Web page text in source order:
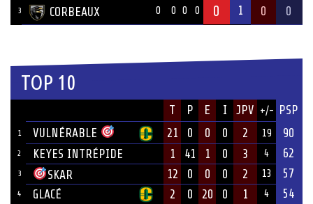
3 CORBEAUX 0 0 0 0 0 1 0 0
TOP 10
T P E I JPV +/- PSP
1 VULNÉRABLE 21 0 0 0 2 19 90
2 KEYES INTRÉPIDE 1 41 1 0 3 4 62
3 SKAR 12 0 0 0 2 13 57
4 GLACÉ 2 0 20 0 1 4 54